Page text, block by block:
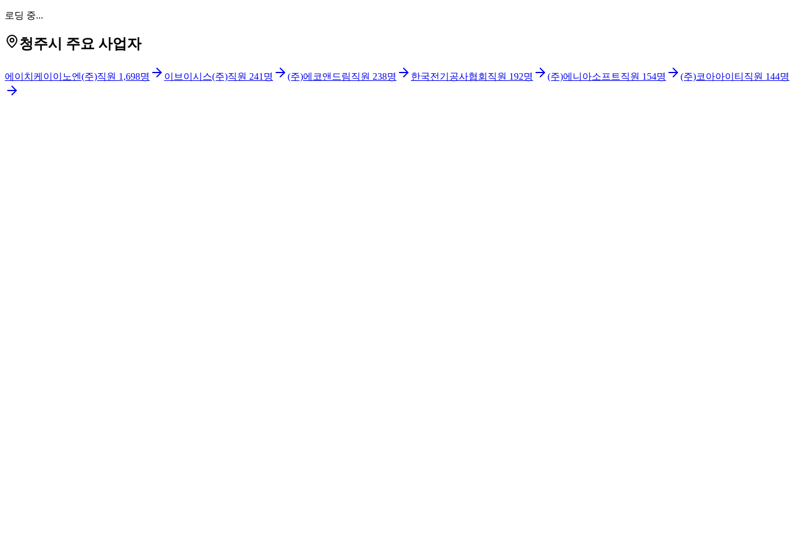
로딩 중...
청주시 주요 사업자
에이치케이이노엔(주)직원 1,698명 이브이시스(주)직원 241 명 (주)에코앤드림직원 238명 한국전기공사협회 직원 192명 (주)에니아소프트직원 154명 (주)코아아이티 직원 144명